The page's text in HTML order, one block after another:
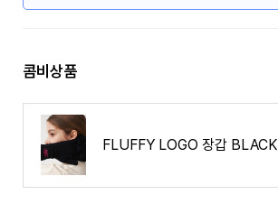
콤비상품
FLUFFY LOGO 장갑 BLACK